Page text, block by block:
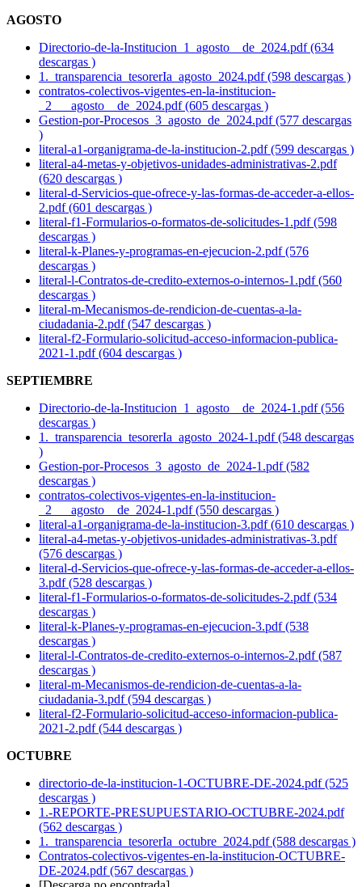
AGOSTO
Directorio-de-la-Institucion_1_agosto__de_2024.pdf (634
descargas )
1._transparencia_tesorerIa_agosto_2024.pdf (598 descargas )
contratos-colectivos-vigentes-en-la-institucion-
_2___agosto__de_2024.pdf (605 descargas )
Gestion-por-Procesos_3_agosto_de_2024.pdf (577 descargas
)
literal-a1-organigrama-de-la-institucion-2.pdf (599 descargas )
literal-a4-metas-y-objetivos-unidades-administrativas-2.pdf
(620 descargas )
literal-d-Servicios-que-ofrece-y-las-formas-de-acceder-a-ellos-
2.pdf (601 descargas )
literal-f1-Formularios-o-formatos-de-solicitudes-1.pdf (598
descargas )
literal-k-Planes-y-programas-en-ejecucion-2.pdf (576
descargas )
literal-l-Contratos-de-credito-externos-o-internos-1.pdf (560
descargas )
literal-m-Mecanismos-de-rendicion-de-cuentas-a-la-
ciudadania-2.pdf (547 descargas )
literal-f2-Formulario-solicitud-acceso-informacion-publica-
2021-1.pdf (604 descargas )
SEPTIEMBRE
Directorio-de-la-Institucion_1_agosto__de_2024-1.pdf (556
descargas )
1._transparencia_tesorerIa_agosto_2024-1.pdf (548 descargas
)
Gestion-por-Procesos_3_agosto_de_2024-1.pdf (582
descargas )
contratos-colectivos-vigentes-en-la-institucion-
_2___agosto__de_2024-1.pdf (550 descargas )
literal-a1-organigrama-de-la-institucion-3.pdf (610 descargas )
literal-a4-metas-y-objetivos-unidades-administrativas-3.pdf
(576 descargas )
literal-d-Servicios-que-ofrece-y-las-formas-de-acceder-a-ellos-
3.pdf (528 descargas )
literal-f1-Formularios-o-formatos-de-solicitudes-2.pdf (534
descargas )
literal-k-Planes-y-programas-en-ejecucion-3.pdf (538
descargas )
literal-l-Contratos-de-credito-externos-o-internos-2.pdf (587
descargas )
literal-m-Mecanismos-de-rendicion-de-cuentas-a-la-
ciudadania-3.pdf (594 descargas )
literal-f2-Formulario-solicitud-acceso-informacion-publica-
2021-2.pdf (544 descargas )
OCTUBRE
directorio-de-la-institucion-1-OCTUBRE-DE-2024.pdf (525
descargas )
1.-REPORTE-PRESUPUESTARIO-OCTUBRE-2024.pdf
(562 descargas )
1._transparencia_tesorerIa_octubre_2024.pdf (588 descargas )
Contratos-colectivos-vigentes-en-la-institucion-OCTUBRE-
DE-2024.pdf (567 descargas )